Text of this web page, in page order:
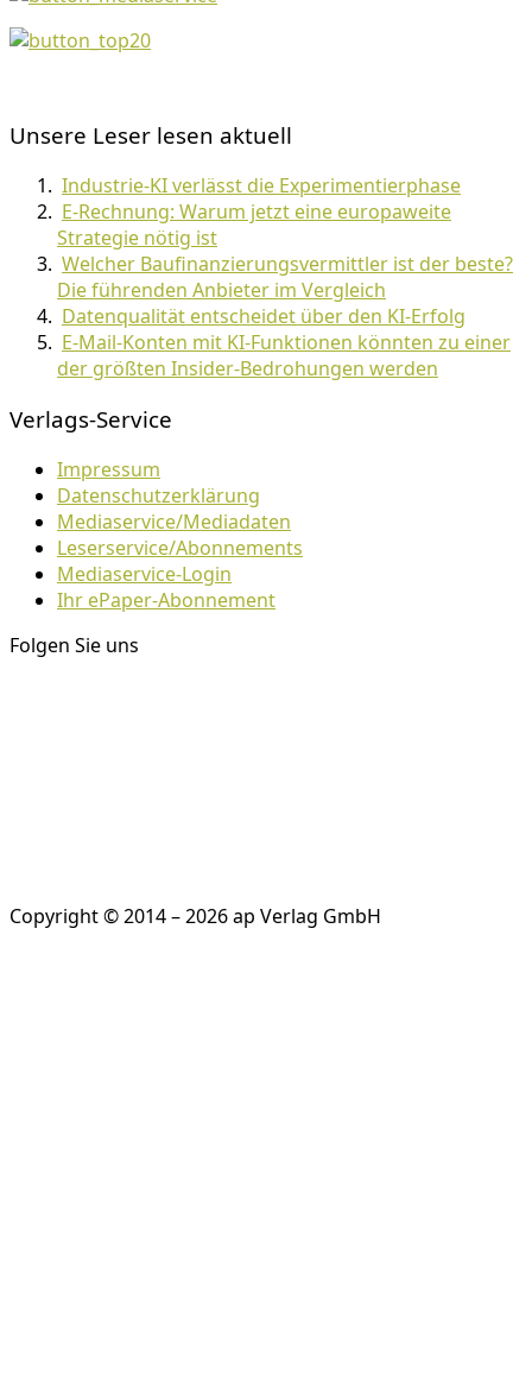
Unsere Leser lesen aktuell
Industrie-KI verlässt die Experimentierphase
E-Rechnung: Warum jetzt eine europaweite
Strategie nötig ist
Welcher Baufinanzierungsvermittler ist der beste?
Die führenden Anbieter im Vergleich
Datenqualität entscheidet über den KI-Erfolg
E-Mail-Konten mit KI-Funktionen könnten zu einer
der größten Insider-Bedrohungen werden
Verlags-Service
Impressum
Datenschutzerklärung
Mediaservice/Mediadaten
Leserservice/Abonnements
Mediaservice-Login
Ihr ePaper-Abonnement
Folgen Sie uns
Copyright © 2014 – 2026 ap Verlag GmbH